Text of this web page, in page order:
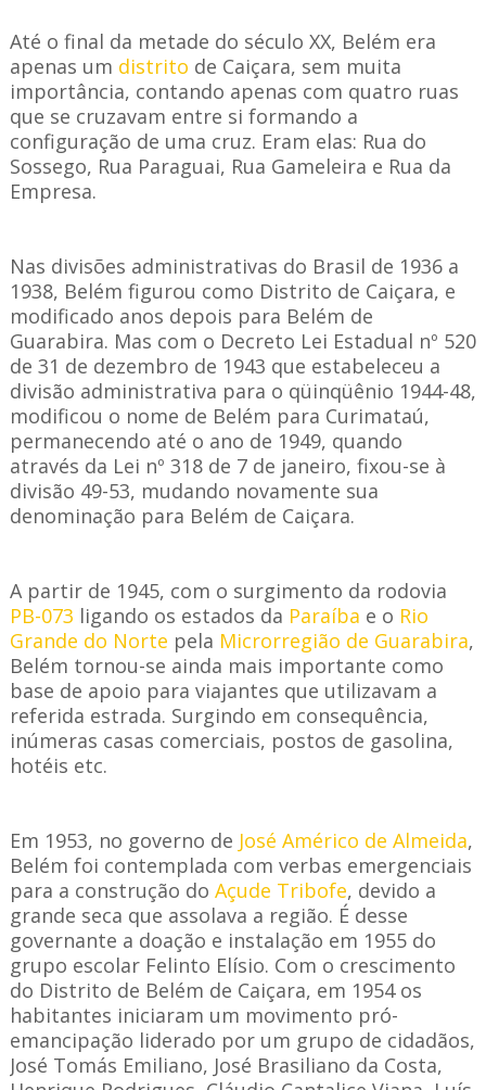
Até o final da metade do século XX, Belém era
apenas um distrito de Caiçara, sem muita
importância, contando apenas com quatro ruas
que se cruzavam entre si formando a
configuração de uma cruz. Eram elas: Rua do
Sossego, Rua Paraguai, Rua Gameleira e Rua da
Empresa.
Nas divisões administrativas do Brasil de 1936 a
1938, Belém figurou como Distrito de Caiçara, e
modificado anos depois para Belém de
Guarabira. Mas com o Decreto Lei Estadual nº 520
de 31 de dezembro de 1943 que estabeleceu a
divisão administrativa para o qüinqüênio 1944-48,
modificou o nome de Belém para Curimataú,
permanecendo até o ano de 1949, quando
através da Lei nº 318 de 7 de janeiro, fixou-se à
divisão 49-53, mudando novamente sua
denominação para Belém de Caiçara.
A partir de 1945, com o surgimento da rodovia
PB-073 ligando os estados da Paraíba e o Rio
Grande do Norte pela Microrregião de Guarabira,
Belém tornou-se ainda mais importante como
base de apoio para viajantes que utilizavam a
referida estrada. Surgindo em consequência,
inúmeras casas comerciais, postos de gasolina,
hotéis etc.
Em 1953, no governo de José Américo de Almeida,
Belém foi contemplada com verbas emergenciais
para a construção do Açude Tribofe, devido a
grande seca que assolava a região. É desse
governante a doação e instalação em 1955 do
grupo escolar Felinto Elísio. Com o crescimento
do Distrito de Belém de Caiçara, em 1954 os
habitantes iniciaram um movimento pró-
emancipação liderado por um grupo de cidadãos,
José Tomás Emiliano, José Brasiliano da Costa,